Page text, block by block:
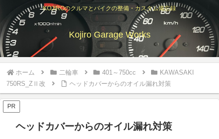
KOJIROのクルマとバイクの整備・カスタム備忘録
Kojiro Garage Works
ホーム 二輪車 401～750cc
KAWASAKI
750RS_ZⅡ改
ヘッドカバーからのオイル漏れ対策
PR
ヘッドカバーからのオイル漏れ対策